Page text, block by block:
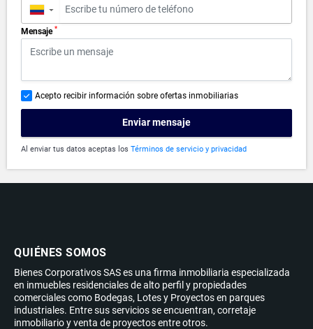
▼
Mensaje *
Acepto recibir información sobre ofertas inmobiliarias
Enviar mensaje
Al enviar tus datos aceptas los Términos de servicio y privacidad
QUIÉNES SOMOS
Bienes Corporativos SAS es una firma inmobiliaria especializada
en inmuebles residenciales de alto perfil y propiedades
comerciales como Bodegas, Lotes y Proyectos en parques
industriales. Entre sus servicios se encuentran, corretaje
inmobiliario y venta de proyectos entre otros.